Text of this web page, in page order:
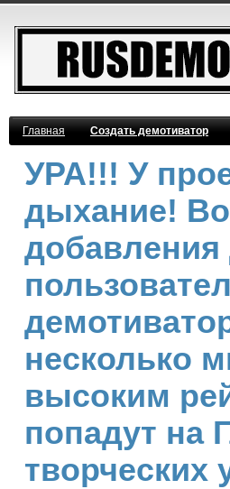
Главная Создать демотиватор
УРА!!! У
дыхание!
добавления
несколько
высоким
попадут на
творческих